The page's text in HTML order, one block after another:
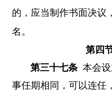
的，应当制作书面决议
名。
第四
第三十七条 本会
事任期相同，可以连任